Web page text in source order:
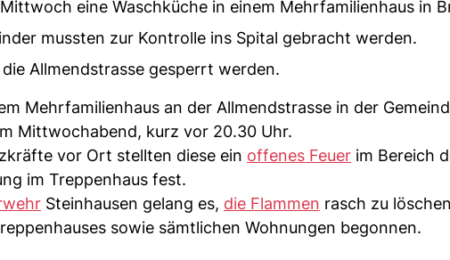
eine Waschküche in einem Mehrfamilienhaus in
mussten zur Kontrolle ins Spital gebracht werden.
Allmendstrasse gesperrt werden.
Mehrfamilienhaus an der Allmendstrasse in der
Mittwochabend, kurz vor 20.30 Uhr.
vor Ort stellten diese ein offenes Feuer im Bereich
im Treppenhaus fest.
Steinhausen gelang es, die Flammen rasch zu
sowie sämtlichen Wohnungen begonnen.